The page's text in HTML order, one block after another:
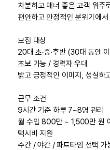
차분하고 매너 좋은 고객 위주
편안하고 안정적인 분위기에
모집 대상
20대 초·중·후반 (30대 동안
초보 가능 / 경력자 우대
밝고 긍정적인 이미지, 성실하
근무 조건
9시간 기준 하루 7~8명 관리
월 수입 800만 ~ 1,500만 원
택시비 지원
주간 / 야간 / 파트타임 선택 가